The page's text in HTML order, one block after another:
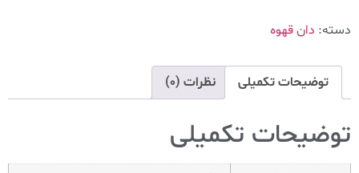
دسته: دان قهوه
توضیحات تکمیلی نظرات (0)
توضیحات تکمیلی